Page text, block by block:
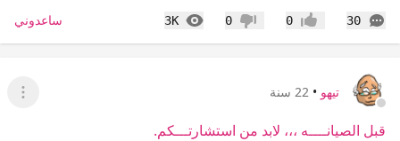
30
التعليقات إعجاب0 عدم إعجاب
0
3K
المشاهدات ساعدوني
تيهو • 22 سنة
عرض
قبل الصيانــــه ،،، لابد من استشارتـــكم.